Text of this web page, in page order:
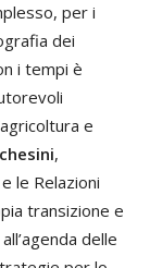
per i
dei
i tempi è
e
,
le Relazioni
transizione e
delle